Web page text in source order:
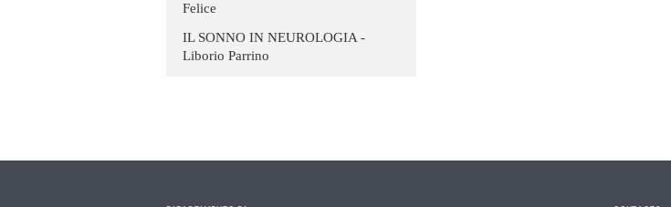
Felice
IL SONNO IN NEUROLOGIA -
Liborio Parrino